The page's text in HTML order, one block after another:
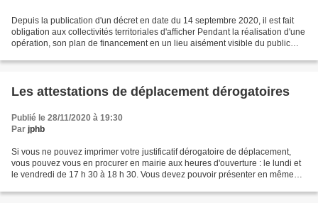
Depuis la publication d'un décret en date du 14 septembre 2020, il est fait
obligation aux collectivités territoriales d'afficher Pendant la réalisation d'une
opération, son plan de financement en un lieu aisément visible du public
Les attestations de déplacement dérogatoires
Publié le 28/11/2020 à 19:30
Par jphb
Si vous ne pouvez imprimer votre justificatif dérogatoire de déplacement,
vous pouvez vous en procurer en mairie aux heures d'ouverture : le lundi et
le vendredi de 17 h 30 à 18 h 30. Vous devez pouvoir présenter en même